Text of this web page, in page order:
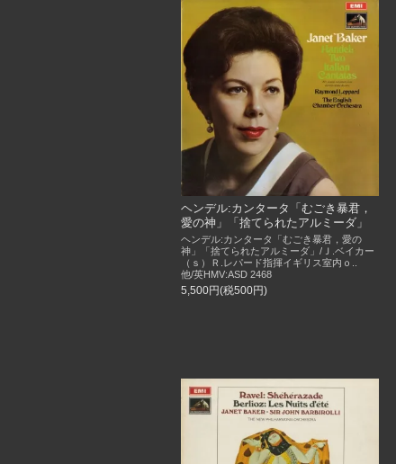
ヘンデル:カンタータ「むごき暴君，
愛の神」「捨てられたアルミーダ」
ヘンデル:カンタータ「むごき暴君，愛の
神」「捨てられたアルミーダ」/Ｊ.ベイカー
（ｓ）Ｒ.レパード指揮イギリス室内ｏ..
他/英HMV:ASD 2468
5,500円(税500円)